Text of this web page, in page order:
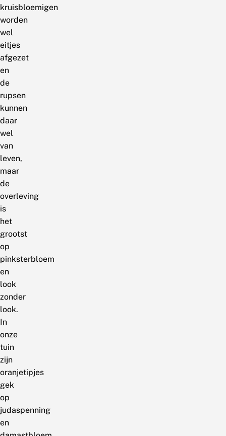
kruisbloemigen
worden
wel
eitjes
afgezet
en
de
rupsen
kunnen
daar
wel
van
leven,
maar
de
overleving
is
het
grootst
op
pinksterbloem
en
look
zonder
look.
In
onze
tuin
zijn
oranjetipjes
gek
op
judaspenning
en